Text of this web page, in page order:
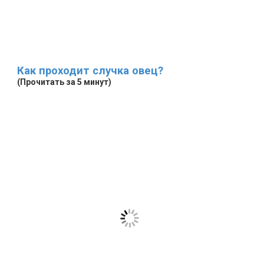
Как проходит случка овец?
(Прочитать за 5 минут)